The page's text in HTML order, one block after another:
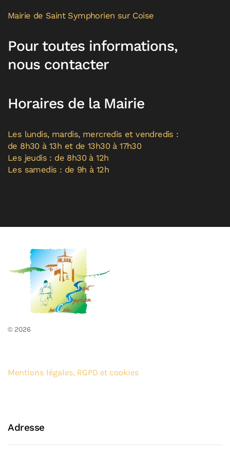
Mairie de Saint Symphorien sur Coise
Pour toutes informations,
nous contacter
Horaires de la Mairie
Les lundis, mardis, mercredis et vendredis :
de 8h30 à 13h et de 13h30 à 17h30
Les jeudis : de 8h30 à 12h
Les samedis : de 9h à 12h
© 2026
Mentions légales, RGPD et cookies
Adresse